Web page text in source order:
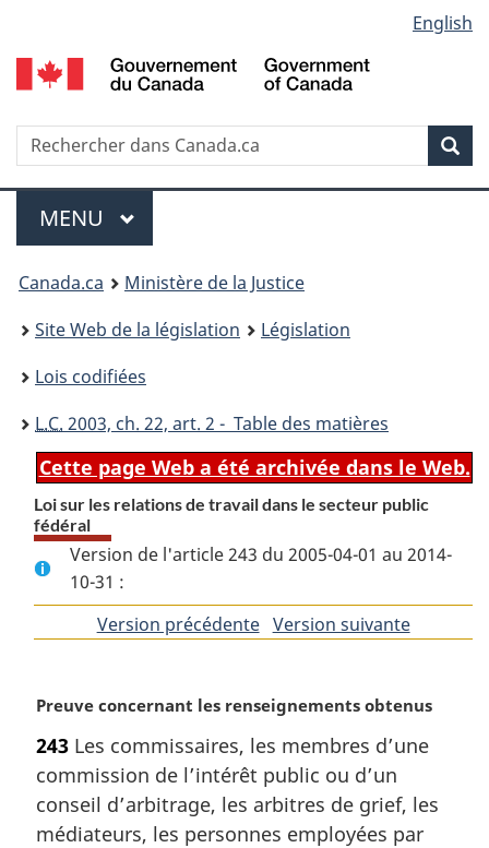
au
contenu
propos
de
la
HTML
simplifiée
selection
English
Recherche
Menu
MENU PRINCIPAL
You
are
here:
Canada.ca
Ministère de la Justice
Site Web de la législation
Législation
Lois codifiées
L.C. 2003, ch. 22, art. 2 - Table des matières
Cette page Web a été archivée dans le Web.
Loi sur les relations de travail dans le secteur public
fédéral
Version de l'article 243 du 2005-04-01 au 2014-
10-31 :
Version précédentedeVersion suivantede
N
t
e
m
a
Preuve concernant les renseignements obtenus
243 Les commissaires, les membres d’une
commission de l’intérêt public ou d’un
conseil d’arbitrage, les arbitres de grief, les
médiateurs, les personnes employées par